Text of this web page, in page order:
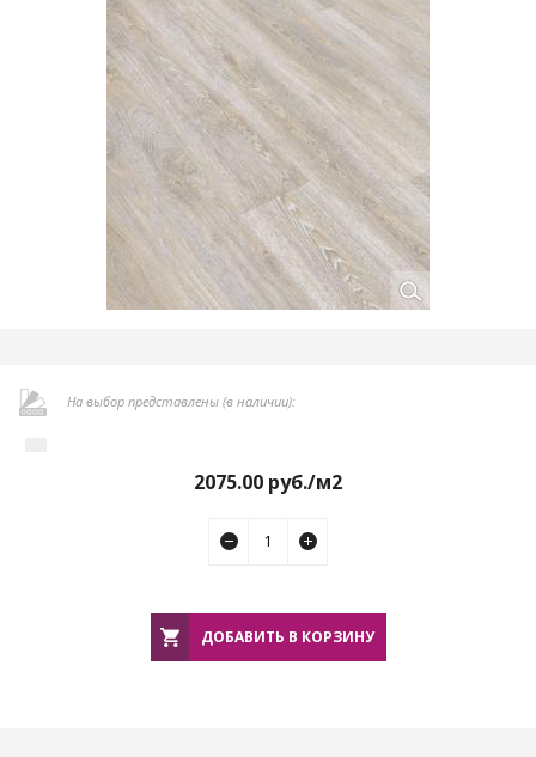
На выбор представлены (в наличии):
2075.00 руб./м2
ДОБАВИТЬ В КОРЗИНУ